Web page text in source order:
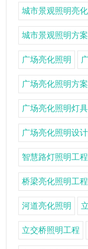
城市景观照明亮
城市景观照明方案
广场亮化照明
广场亮化照明方案
广场亮化照明灯
广场亮化照明设计
智慧路灯照明工程
桥梁亮化照明工程
河道亮化照明
立交桥照明工程